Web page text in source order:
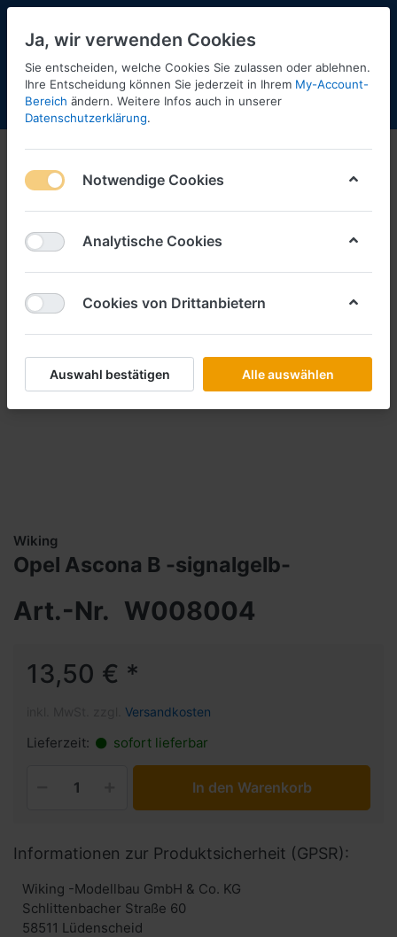
Menü Anmelden Shopaktualisierung
Wiking
Opel Ascona B -signalgelb-
Art.-Nr. W008004
13,50 € *
Versandkosten
Lieferzeit: sofort lieferbar
In den Warenkorb
Informationen zur Produktsicherheit (GPSR):
Wiking -Modellbau GmbH & Co. KG
Schlittenbacher Straße 60
58511 Lüdenscheid
Ja, wir verwenden Cookies
Sie entscheiden, welche Cookies Sie zulassen oder ablehnen.
Ihre Entscheidung können Sie jederzeit in Ihrem My-Account-
Bereich ändern. Weitere Infos auch in unserer
Datenschutzerklärung.
Notwendige Cookies
Analytische Cookies
Cookies von Drittanbietern
Auswahl bestätigen Alle auswählen